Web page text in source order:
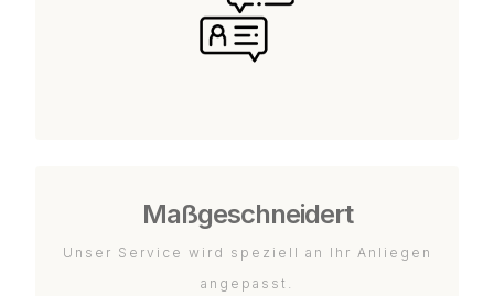
Maßgeschneidert
Unser Service wird speziell an Ihr Anliegen
angepasst.